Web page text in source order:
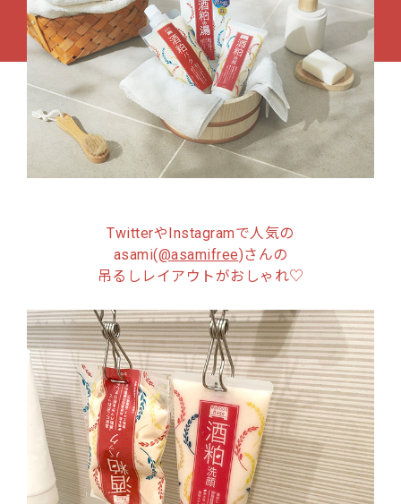
TwitterやInstagramで人気の
asami(@asamifree)さんの
吊るしレイアウトがおしゃれ♡